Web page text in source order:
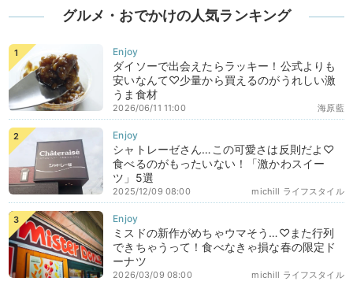
グルメ・おでかけの人気ランキング
ダイソーで出会えたらラッキー！公式よりも
安いなんて♡少量から買えるのがうれしい激
うま食材
海原藍
2026/06/11 11:00
シャトレーゼさん…この可愛さは反則だよ♡
食べるのがもったいない！「激かわスイー
ツ」5選
michill ライフスタイル
2025/12/09 08:00
ミスドの新作がめちゃウマそう…♡また行列
できちゃうって！食べなきゃ損な春の限定ド
ーナツ
michill ライフスタイル
2026/03/09 08:00